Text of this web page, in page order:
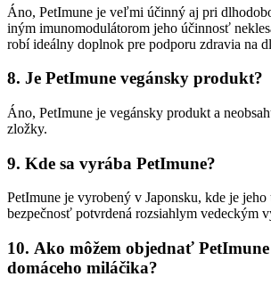
Áno, PetImune je veľmi účinný aj pri
iným imunomodulátorom jeho účinnosť
robí ideálny doplnok pre podporu zdravia na
8. Je PetImune vegánsky produkt?
Áno, PetImune je vegánsky produkt a
zložky.
9. Kde sa vyrába PetImune?
PetImune je vyrobený v Japonsku, kde je jeho
bezpečnosť potvrdená rozsiahlym vedeckým
10. Ako môžem objednať
domáceho miláčika?